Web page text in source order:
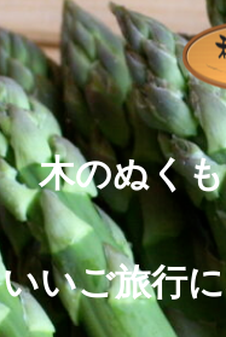
木のぬく
いいご旅行